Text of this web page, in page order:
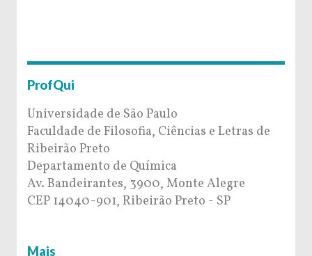
ProfQui
Universidade de São Paulo
Faculdade de Filosofia, Ciências e Letras de
Ribeirão Preto
Departamento de Química
Av. Bandeirantes, 3900, Monte Alegre
CEP 14040-901, Ribeirão Preto - SP
Mais